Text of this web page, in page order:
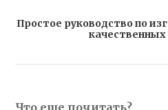
Простое руководство по